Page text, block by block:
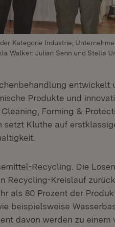
Kategorie Industrie,
Walker: Julian Senn und Stella
entwickelt
Produkte und
Forming &
setzt Kluthe auf
Recycling. Die
Recycling-Kreislauf
als 80 Prozent der
beispielsweise
davon werden zu